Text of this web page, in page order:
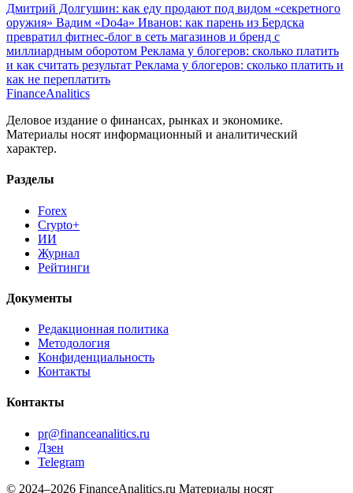
Дмитрий Долгушин: как еду продают под видом «секретного
оружия» Вадим «Do4a» Иванов: как парень из Бердска
превратил фитнес-блог в сеть магазинов и бренд с
миллиардным оборотом Реклама у блогеров: сколько платить
и как считать результат Реклама у блогеров: сколько платить и
как не переплатить
FinanceAnalitics
Деловое издание о финансах, рынках и экономике.
Материалы носят информационный и аналитический
характер.
Разделы
Forex
Crypto+
ИИ
Журнал
Рейтинги
Документы
Редакционная политика
Методология
Конфиденциальность
Контакты
Контакты
pr@financeanalitics.ru
Дзен
Telegram
© 2024–2026 FinanceAnalitics.ru Материалы носят